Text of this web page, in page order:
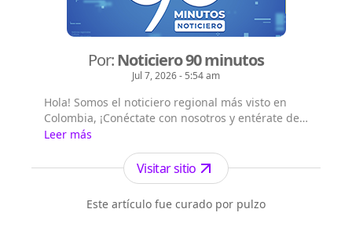
Por:Noticiero 90 minutos
Jul 7, 2026 - 5:54 am
Hola! Somos el noticiero regional más visto en
Colombia, ¡Conéctate con nosotros y entérate de
las noticias del suroccidente colombiano!,
Emisión digital en vivo a las 8 a.m. por todos
nuestros canales digitales, Emisión central a la
1:00 p.m. por el canal Telepacífico y nuestros
canales digitales.
Leer más
Visitar sitio
Este artículo fue curado por pulzo